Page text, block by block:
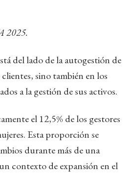
2025.
del lado de la autogestión de
sino también en los
a la gestión de sus activos.
el 12,5% de los gestores
Esta proporción se
durante más de una
contexto de expansión en el